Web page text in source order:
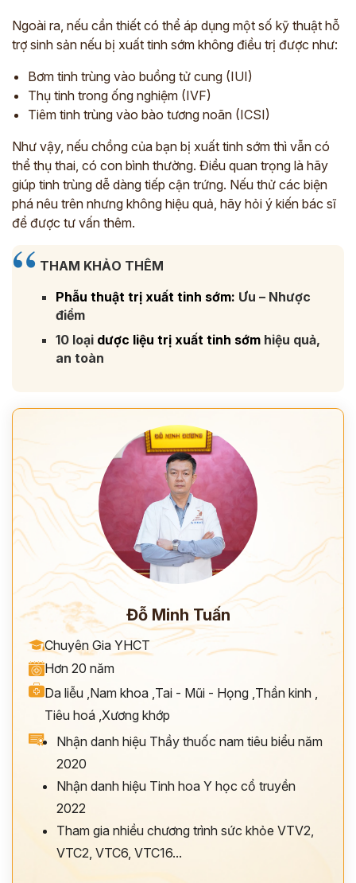
Ngoài ra, nếu cần thiết có thể áp dụng một số kỹ thuật hỗ
trợ sinh sản nếu bị xuất tinh sớm không điều trị được như:
Bơm tinh trùng vào buồng tử cung (IUI)
Thụ tinh trong ống nghiệm (IVF)
Tiêm tinh trùng vào bào tương noãn (ICSI)
Như vậy, nếu chồng của bạn bị xuất tinh sớm thì vẫn có
thể thụ thai, có con bình thường. Điều quan trọng là hãy
giúp tinh trùng dễ dàng tiếp cận trứng. Nếu thử các biện
phá nêu trên nhưng không hiệu quả, hãy hỏi ý kiến bác sĩ
để được tư vấn thêm.
THAM KHẢO THÊM
Phẫu thuật trị xuất tinh sớm: Ưu – Nhược
điểm
10 loại dược liệu trị xuất tinh sớm hiệu quả,
an toàn
Đỗ Minh Tuấn
Chuyên Gia YHCT
Hơn 20 năm
Da liễu ,Nam khoa ,Tai - Mũi - Họng ,Thần kinh ,
Tiêu hoá ,Xương khớp
Nhận danh hiệu Thầy thuốc nam tiêu biểu năm
2020
Nhận danh hiệu Tinh hoa Y học cổ truyền
2022
Tham gia nhiều chương trình sức khỏe VTV2,
VTC2, VTC6, VTC16...